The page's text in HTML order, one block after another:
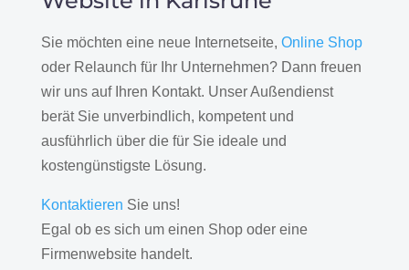
Sie möchten eine neue Internetseite, Online Shop
oder Relaunch für Ihr Unternehmen? Dann freuen
wir uns auf Ihren Kontakt. Unser Außendienst
berät Sie unverbindlich, kompetent und
ausführlich über die für Sie ideale und
kostengünstigste Lösung.
Kontaktieren Sie uns!
Egal ob es sich um einen Shop oder eine
Firmenwebsite handelt.